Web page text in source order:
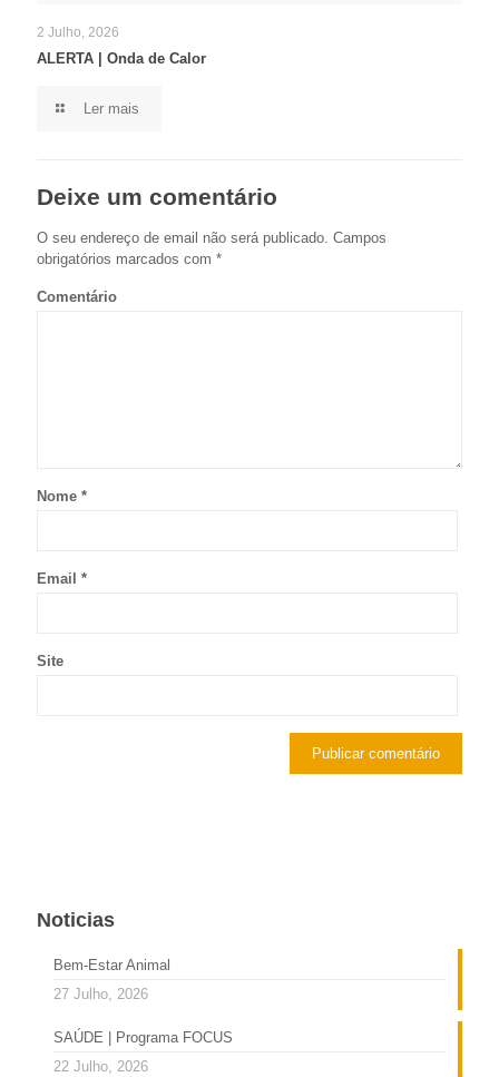
2 Julho, 2026
ALERTA | Onda de Calor
Ler mais
Deixe um comentário
O seu endereço de email não será publicado. Campos
obrigatórios marcados com *
Comentário
Nome *
Email *
Site
Noticias
Bem-Estar Animal
27 Julho, 2026
SAÚDE | Programa FOCUS
22 Julho, 2026